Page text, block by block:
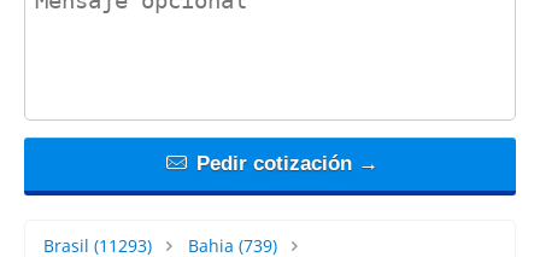
Pedir cotización →
Brasil (11293) Bahia (739)